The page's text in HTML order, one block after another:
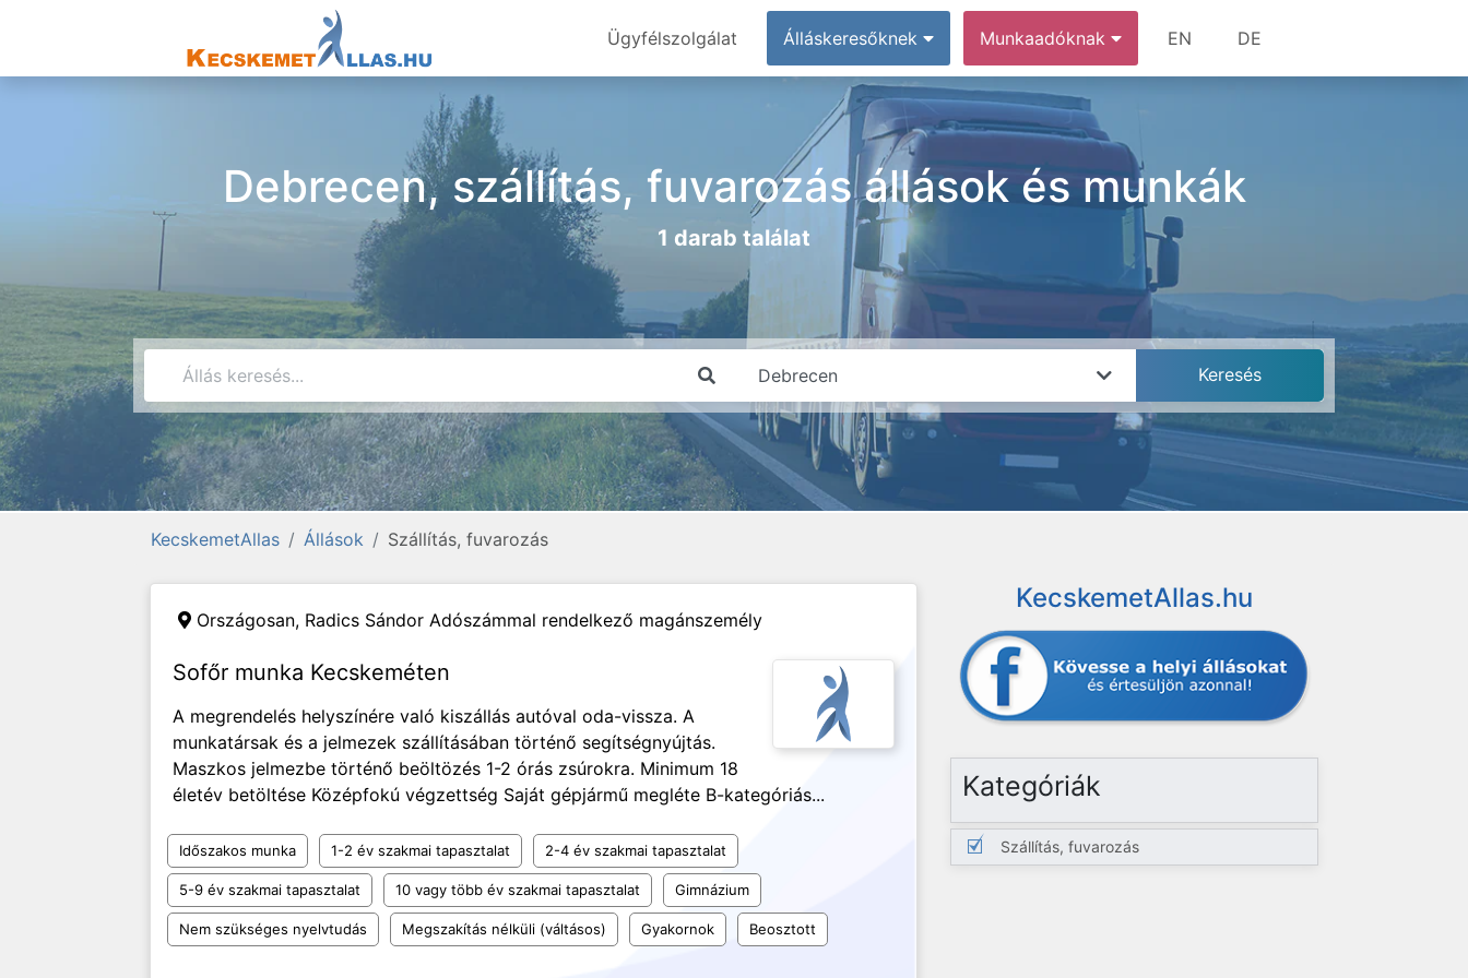
Ügyfélszolgálat Álláskeresőknek Munkaadóknak EN DE
Debrecen, szállítás, fuvarozás állások és munkák
1 darab találat
KecskemetAllas Állások Szállítás, fuvarozás
Országosan, Radics Sándor Adószámmal rendelkező magánszemély
Sofőr munka Kecskeméten
A megrendelés helyszínére való kiszállás autóval oda-vissza. A
munkatársak és a jelmezek szállításában történő segítségnyújtás.
Maszkos jelmezbe történő beöltözés 1-2 órás zsúrokra. Minimum 18
életév betöltése Középfokú végzettség Saját gépjármű megléte B-kategóriás...
Időszakos munka 1-2 év szakmai tapasztalat 2-4 év szakmai tapasztalat
5-9 év szakmai tapasztalat 10 vagy több év szakmai tapasztalat Gimnázium
Nem szükséges nyelvtudás Megszakítás nélküli (váltásos) Gyakornok Beosztott
KecskemetAllas.hu
Kategóriák
Szállítás, fuvarozás